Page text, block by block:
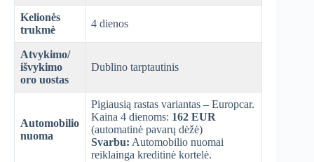
Kelionės
trukmė
4 dienos
Atvykimo/
išvykimo
oro uostas
Dublino tarptautinis
Automobilio
nuoma
Pigiausią rastas variantas – Europcar.
Kaina 4 dienoms: 162 EUR
(automatinė pavarų dėžė)
Svarbu: Automobilio nuomai
reiklainga kreditinė kortelė.